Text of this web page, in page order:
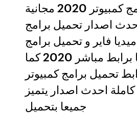
تحميل برامج كمبيوتر 2020 مجانية
اصدار تحميل برامج
فاير و تحميل برامج
للكمبيوتر مجانا برابط مباشر 2020 كما
تحميل برامج كمبيوتر
كاملة احدث اصدار يتميز
جميعا بتحميل